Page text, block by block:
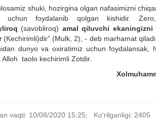
shuki, hozirgina olgan nafasimizni
uchun foydalanib qolgan kishidir.
(savobliroq) amal qiluvchi
(Kechirimli)dir” (Mulk, 2), - deb marhamat
dunyo va oxiratimiz uchun foydalansak,
Alloh taolo kechirimli Zotdir.
vaqti: 10/08/2020 15:25; Ko‘rilganligi: 2405